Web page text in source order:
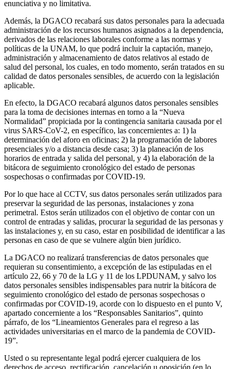
enunciativa y no limitativa.
Además, la DGACO recabará sus datos personales para la adecuada
administración de los recursos humanos asignados a la dependencia,
derivados de las relaciones laborales conforme a las normas y
políticas de la UNAM, lo que podrá incluir la captación, manejo,
administración y almacenamiento de datos relativos al estado de
salud del personal, los cuales, en todo momento, serán tratados en su
calidad de datos personales sensibles, de acuerdo con la legislación
aplicable.
En efecto, la DGACO recabará algunos datos personales sensibles
para la toma de decisiones internas en torno a la “Nueva
Normalidad” propiciada por la contingencia sanitaria causada por el
virus SARS-CoV-2, en específico, las concernientes a: 1) la
determinación del aforo en oficinas; 2) la programación de labores
presenciales y/o a distancia desde casa; 3) la planeación de los
horarios de entrada y salida del personal, y 4) la elaboración de la
bitácora de seguimiento cronológico del estado de personas
sospechosas o confirmadas por COVID-19.
Por lo que hace al CCTV, sus datos personales serán utilizados para
preservar la seguridad de las personas, instalaciones y zona
perimetral. Estos serán utilizados con el objetivo de contar con un
control de entradas y salidas, procurar la seguridad de las personas y
las instalaciones y, en su caso, estar en posibilidad de identificar a las
personas en caso de que se vulnere algún bien jurídico.
La DGACO no realizará transferencias de datos personales que
requieran su consentimiento, a excepción de las estipuladas en el
artículo 22, 66 y 70 de la LG y 11 de los LPDUNAM, y salvo los
datos personales sensibles indispensables para nutrir la bitácora de
seguimiento cronológico del estado de personas sospechosas o
confirmadas por COVID-19, acorde con lo dispuesto en el punto V,
apartado concerniente a los “Responsables Sanitarios”, quinto
párrafo, de los “Lineamientos Generales para el regreso a las
actividades universitarias en el marco de la pandemia de COVID-
19”.
Usted o su representante legal podrá ejercer cualquiera de los